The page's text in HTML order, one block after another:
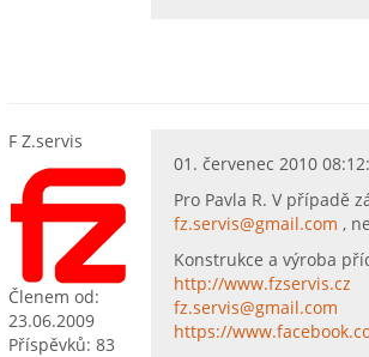
F Z.servis
Členem od:
23.06.2009
Příspěvků: 83
01. červenec 2010
Pro Pavla R. V případě
fz.servis@gmail.com ,
Konstrukce a výroba
http://www.fzservis.cz
fz.servis@gmail.com
https://